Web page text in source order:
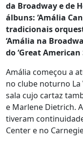
da Broadway e de
álbuns: ‘Amália
tradicionais
‘Amália na
do ‘Great
Amália começou a
no clube noturno La
sala cujo cartaz
e Marlene Dietrich.
tiveram
Center e no